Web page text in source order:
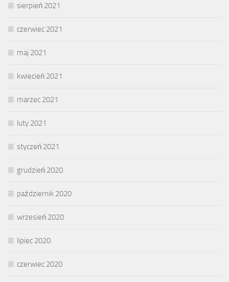
sierpień 2021
czerwiec 2021
maj 2021
kwiecień 2021
marzec 2021
luty 2021
styczeń 2021
grudzień 2020
październik 2020
wrzesień 2020
lipiec 2020
czerwiec 2020